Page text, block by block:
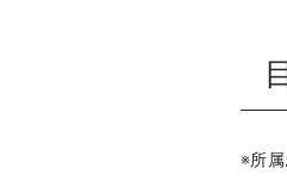
※所属